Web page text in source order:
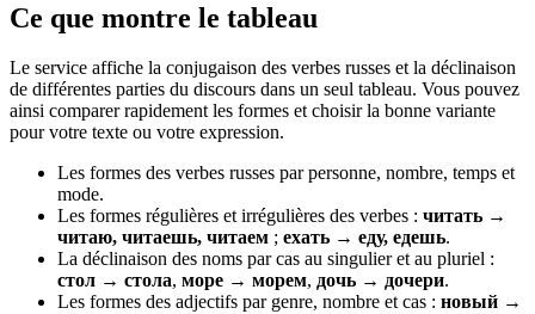
Ce que montre le tableau
Le service affiche la conjugaison des verbes russes et la déclinaison
de différentes parties du discours dans un seul tableau. Vous pouvez
ainsi comparer rapidement les formes et choisir la bonne variante
pour votre texte ou votre expression.
Les formes des verbes russes par personne, nombre, temps et
mode.
Les formes régulières et irrégulières des verbes : читать →
читаю, читаешь, читаем ; ехать → еду, едешь.
La déclinaison des noms par cas au singulier et au pluriel :
стол → стола, море → морем, дочь → дочери.
Les formes des adjectifs par genre, nombre et cas : новый →